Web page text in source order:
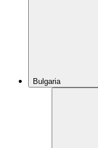
Bulgaria